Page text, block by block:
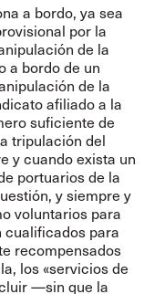
a bordo, ya sea
por la
de la
a bordo de un
de la
afiliado a la
suficiente de
tripulación del
y cuando exista un
portuarios de la
y siempre y
voluntarios para
cualificados para
recompensados
los «servicios de
—sin que la